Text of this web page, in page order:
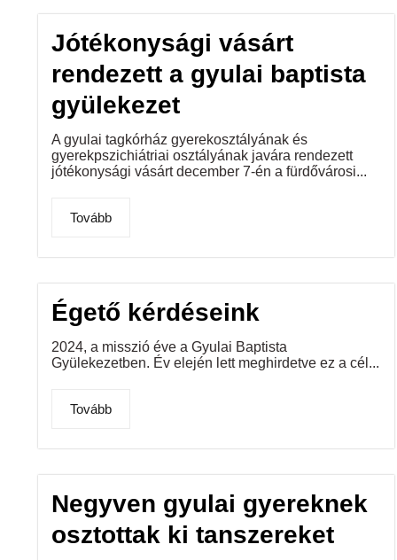
Jótékonysági vásárt
rendezett a gyulai baptista
gyülekezet
A gyulai tagkórház gyerekosztályának és
gyerekpszichiátriai osztályának javára rendezett
jótékonysági vásárt december 7-én a fürdővárosi...
Tovább
Égető kérdéseink
2024, a misszió éve a Gyulai Baptista
Gyülekezetben. Év elején lett meghirdetve ez a cél...
Tovább
Negyven gyulai gyereknek
osztottak ki tanszereket